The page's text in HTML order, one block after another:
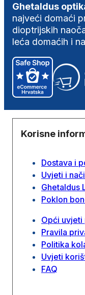
Ghetaldus
najveći domaći
dioptrijskih
leća domaćih i
Korisne
Dostava i
Uvjeti i
Ghetaldus
Poklon
Opći uvjeti
Pravila
Politika
Uvjeti
FAQ